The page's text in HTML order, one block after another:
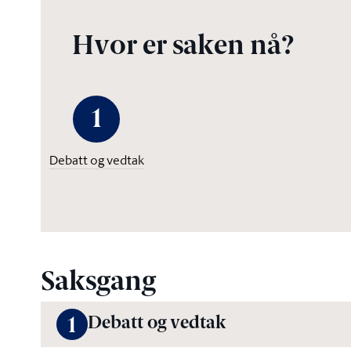
Hvor er saken nå?
1
Debatt og vedtak
Saksgang
1 Debatt og vedtak